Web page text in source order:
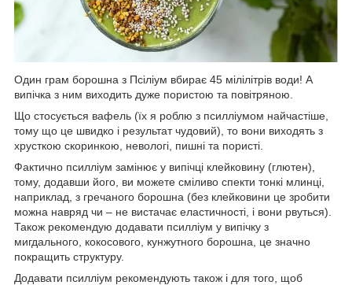
Один грам борошна з Псіліум вбирає 45 мілілітрів води! А
випічка з ним виходить дуже пористою та повітряною.
Що стосується вафель (їх я роблю з псилліумом найчастіше,
тому що це швидко і результат чудовий), то вони виходять з
хрусткою скоринкою, невологі, пишні та пористі.
Фактично псилліум замінює у випічці клейковину (глютен),
тому, додавши його, ви можете сміливо спекти тонкі млинці,
наприклад, з гречаного борошна (без клейковини це зробити
можна навряд чи – не вистачає еластичності, і вони рвуться).
Також рекомендую додавати псилліум у випічку з
мигдального, кокосового, кунжутного борошна, це значно
покращить структуру.
Додавати псилліум рекомендують також і для того, щоб